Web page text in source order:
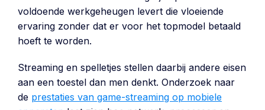
voldoende werkgeheugen levert die vloeiende
ervaring zonder dat er voor het topmodel betaald
hoeft te worden.
Streaming en spelletjes stellen daarbij andere eisen
aan een toestel dan men denkt. Onderzoek naar
de prestaties van game-streaming op mobiele